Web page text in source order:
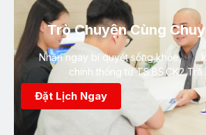
Trò Chuyện Cùng
Nhận ngay bí quyết sống khỏe,
chính thống từ TS.BS.CK2 Trà
Đặt Lịch Ngay